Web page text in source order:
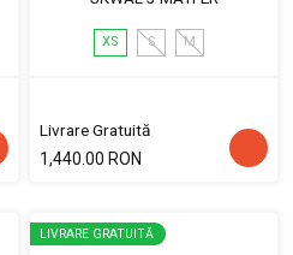
XS S M
Livrare Gratuită
1,440.00 RON
LIVRARE GRATUITĂ